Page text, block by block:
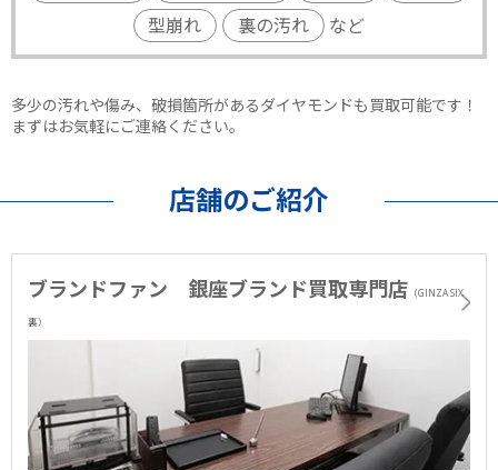
型崩れ
裏の汚れ など
多少の汚れや傷み、破損箇所があるダイヤモンドも買取可能です！
まずはお気軽にご連絡ください。
店舗のご紹介
ブランドファン 銀座ブランド買取専門店 （GINZA SIX
裏）